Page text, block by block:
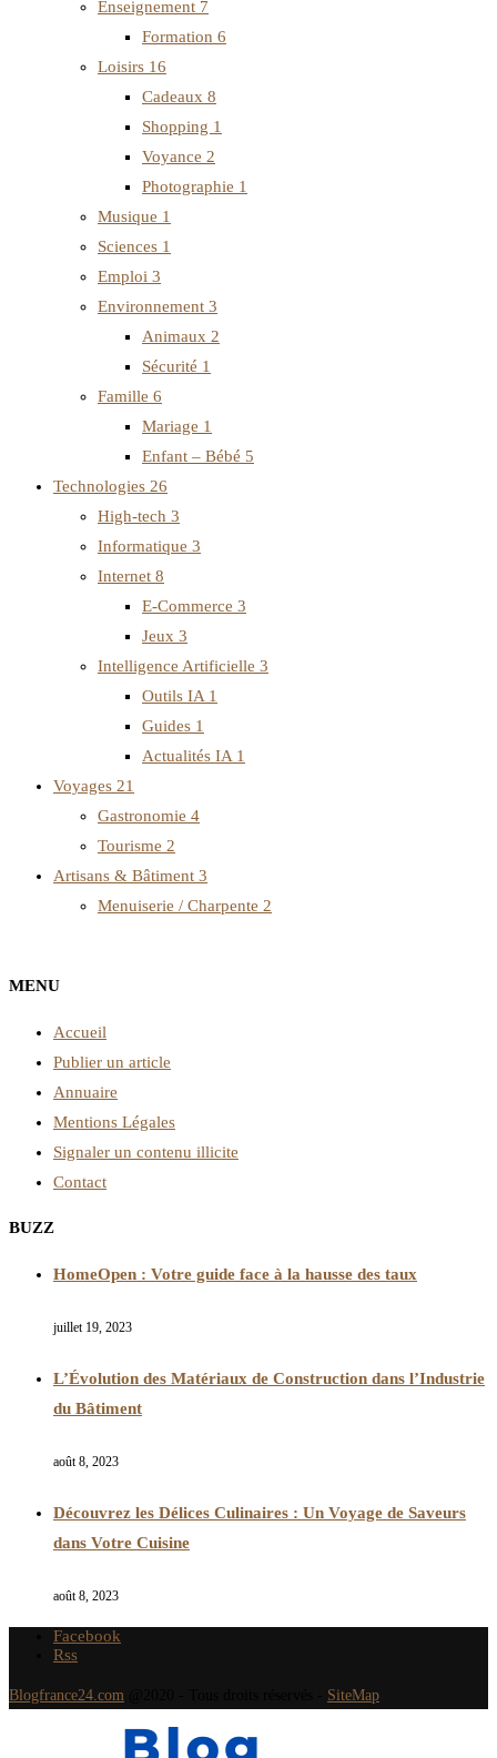
Enseignement 7
Formation 6
Loisirs 16
Cadeaux 8
Shopping 1
Voyance 2
Photographie 1
Musique 1
Sciences 1
Emploi 3
Environnement 3
Animaux 2
Sécurité 1
Famille 6
Mariage 1
Enfant – Bébé 5
Technologies 26
High-tech 3
Informatique 3
Internet 8
E-Commerce 3
Jeux 3
Intelligence Artificielle 3
Outils IA 1
Guides 1
Actualités IA 1
Voyages 21
Gastronomie 4
Tourisme 2
Artisans & Bâtiment 3
Menuiserie / Charpente 2
MENU
Accueil
Publier un article
Annuaire
Mentions Légales
Signaler un contenu illicite
Contact
BUZZ
HomeOpen : Votre guide face à la hausse des taux
juillet 19, 2023
L’Évolution des Matériaux de Construction dans l’Industrie
du Bâtiment
août 8, 2023
Découvrez les Délices Culinaires : Un Voyage de Saveurs
dans Votre Cuisine
août 8, 2023
Facebook
Rss
Blogfrance24.com SiteMap